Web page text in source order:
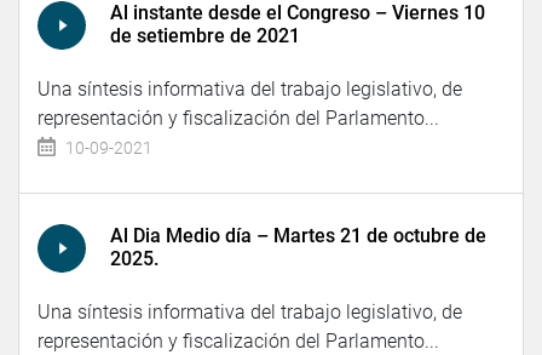
Al instante desde el Congreso – Viernes 10
de setiembre de 2021
Una síntesis informativa del trabajo legislativo, de
representación y fiscalización del Parlamento...
10-09-2021
Al Dia Medio día – Martes 21 de octubre de
2025.
Una síntesis informativa del trabajo legislativo, de
representación y fiscalización del Parlamento...